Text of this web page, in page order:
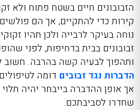
הזבובונים חיים בשטח פתוח ולא
קירות כדי להתקיים, אך הם
נוחה בעיקר לרבייה ולכן תהיו
זבובונים בבית בדחיפות, לפני
ותהפוך לבעיה קשה בהרבה. חשוב
הדברות נגד זבובים דומה
אך אופן ההדברה בייבחר יהיה תלוי
שחדרו לסביבתכם.